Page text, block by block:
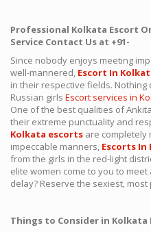
Professional Kolkata Escort
Service Contact Us at +91-
Since nobody enjoys meeting
well-mannered, Escort In
in their respective fields. Nothing
Russian girls Escort services in
One of the best qualities of
their extreme punctuality and
Kolkata escorts are completely
impeccable manners, Escorts In
from the girls in the red-light
elite women come to you to
delay? Reserve the sexiest,
Things to Consider in